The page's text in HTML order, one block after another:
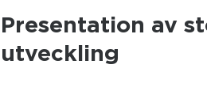
Presentation av
utveckling